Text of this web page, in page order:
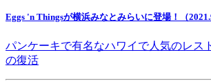
Eggs 'n Thingsが横浜みなとみらいに登場！（
パンケーキで有名なハワイで人気のレス
の復活